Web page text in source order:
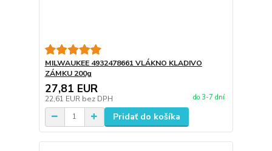
MILWAUKEE 4932478661 VLÁKNO KLADIVO
ZÁMKU 200g
27,81 EUR
22,61 EUR bez DPH do 3-7 dní
Pridať do košíka